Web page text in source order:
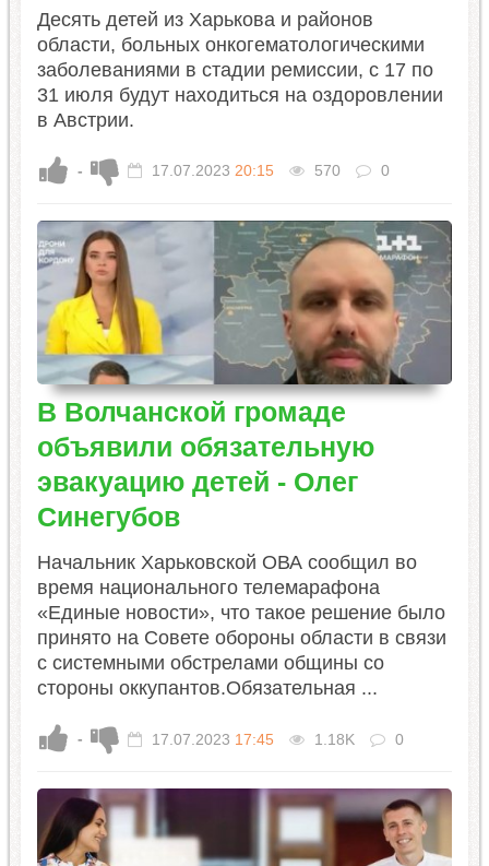
Десять детей из Харькова и районов
области, больных онкогематологическими
заболеваниями в стадии ремиссии, с 17 по
31 июля будут находиться на оздоровлении
в Австрии.
- 17.07.2023 20:15 570 0
В Волчанской громаде
объявили обязательную
эвакуацию детей - Олег
Синегубов
Начальник Харьковской ОВА сообщил во
время национального телемарафона
«Единые новости», что такое решение было
принято на Совете обороны области в связи
с системными обстрелами общины со
стороны оккупантов.Обязательная ...
- 17.07.2023 17:45 1.18K 0